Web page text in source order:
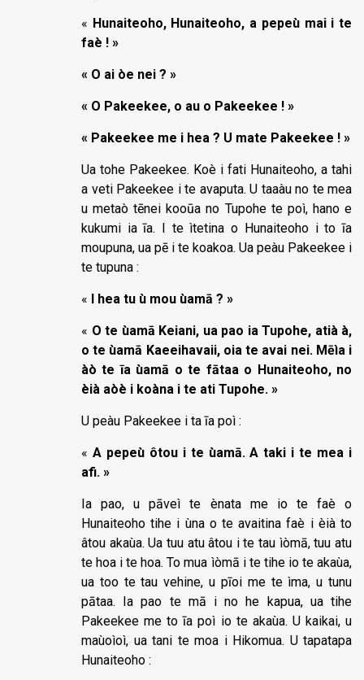
« Hunaiteoho, Hunaiteoho, a pepeù mai i te
faè ! »
« O ai òe nei ? »
« O Pakeekee, o au o Pakeekee ! »
« Pakeekee me i hea ? U mate Pakeekee ! »
Ua tohe Pakeekee. Koè i fati Hunaiteoho, a tahi
a veti Pakeekee i te avaputa. U taaàu no te mea
u metaò tēnei kooūa no Tupohe te poì, hano e
kukumi ia īa. I te ìtetina o Hunaiteoho i to īa
moupuna, ua pē i te koakoa. Ua peàu Pakeekee i
te tupuna :
« I hea tu ù mou ùamā ? »
« O te ùamā Keiani, ua pao ia Tupohe, atià à,
o te ùamā Kaeeihavaii, oia te avai nei. Mēìa i
àò te īa ùamā o te fātaa o Hunaiteoho, no
èià aòè i koàna i te ati Tupohe. »
U peàu Pakeekee i ta īa poì :
« A pepeù ôtou i te ùamā. A taki i te mea i
afi. »
Ia pao, u pāveì te ènata me io te faè o
Hunaiteoho tihe i ùna o te avaitina faè i èià to
âtou akaùa. Ua tuu atu âtou i te tau ìòmā, tuu atu
te hoa i te hoa. To mua ìòmā i te tihe io te akaùa,
ua too te tau vehine, u pīoi me te ìma, u tunu
pātaa. Ia pao te mā i no he kapua, ua tihe
Pakeekee me to īa poì io te akaùa. U kaikai, u
maùoìoì, ua tani te moa i Hikomua. U tapatapa
Hunaiteoho :